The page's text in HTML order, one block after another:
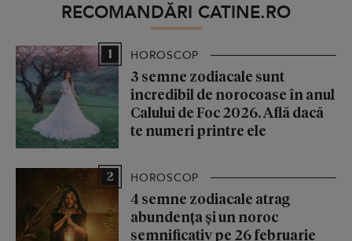
RECOMANDĂRI CATINE.RO
1 HOROSCOP
3 semne zodiacale sunt
incredibil de norocoase în anul
Calului de Foc 2026. Află dacă
te numeri printre ele
2 HOROSCOP
4 semne zodiacale atrag
abundența și un noroc
semnificativ pe 26 februarie